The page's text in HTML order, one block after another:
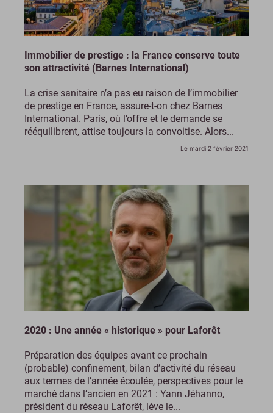
Immobilier de prestige : la France conserve toute
son attractivité (Barnes International)
La crise sanitaire n’a pas eu raison de l’immobilier
de prestige en France, assure-t-on chez Barnes
International. Paris, où l’offre et le demande se
rééquilibrent, attise toujours la convoitise. Alors...
Le mardi 2 février 2021
2020 : Une année « historique » pour Laforêt
Préparation des équipes avant ce prochain
(probable) confinement, bilan d’activité du réseau
aux termes de l’année écoulée, perspectives pour le
marché dans l’ancien en 2021 : Yann Jéhanno,
président du réseau Laforêt, lève le...